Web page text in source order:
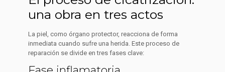
una obra en tres actos
La piel, como órgano protector, reacciona de forma
inmediata cuando sufre una herida. Este proceso de
reparación se divide en tres fases clave: